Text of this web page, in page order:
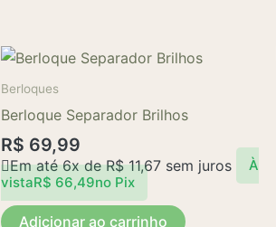
Berloques
Berloque Separador Brilhos
R$ 69,99
Em até 6x deR$11,67 sem juros
À
vistaR$ 66,49no Pix
Adicionar ao carrinho